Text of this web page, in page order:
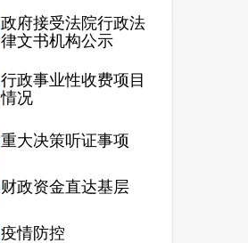
政府接受法院行政法
律文书机构公示
行政事业性收费项目
情况
重大决策听证事项
财政资金直达基层
疫情防控